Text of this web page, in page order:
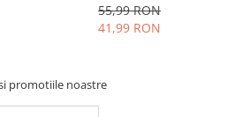
55,99 RON
41,99 RON
promotiile noastre